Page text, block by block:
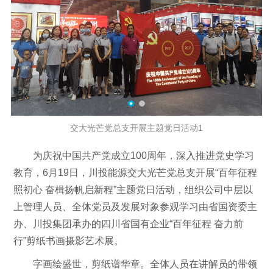
交大光芒党总支开展主题党日活动1
为庆祝中国共产党成立100周年，深入推进党史学习
教育，6月19日，川投能源交大光芒党总支开展“百年征程
照初心 奋楫扬帆启新程”主题党日活动，组织公司中层以
上管理人员、全体党员及发展对象参观学习由省国资委主
办、川投集团承办的四川省国有企业“百年征程 奋力前
行”剪纸书画摄影艺术展。
字画绘盛世，剪纸谱华章。全体人员在讲解员的带领